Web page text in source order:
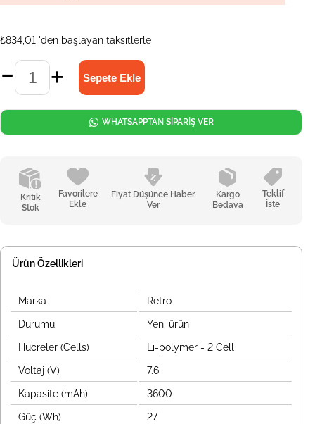
₺834,01 'den başlayan taksitlerle
Kritik
Stok
Favorilere
Ekle
Fiyat Düşünce Haber
Ver
Kargo
Bedava
Teklif
İste
WHATSAPPTAN SİPARİŞ VER
Ürün Özellikleri
Marka Retro
Durumu Yeni ürün
Hücreler (Cells) Li-polymer - 2 Cell
Voltaj (V) 7.6
Kapasite (mAh) 3600
Güç (Wh) 27